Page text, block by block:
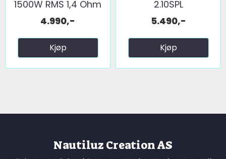
1500W RMS 1,4 Ohm
4.990,-
Kjøp
2.10SPL
5.490,-
Kjøp
Nautiluz Creation AS